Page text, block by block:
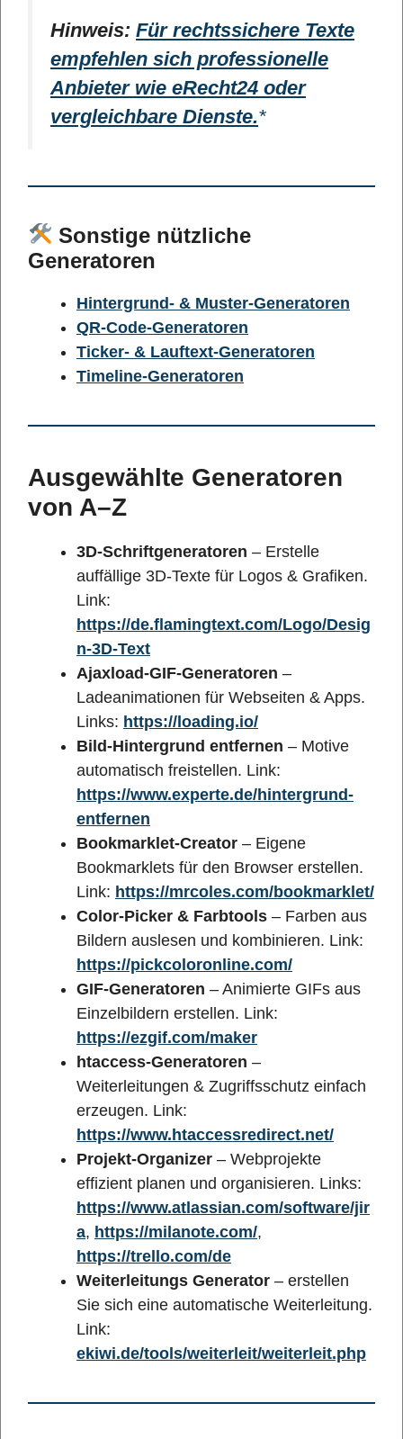
Hinweis: Für rechtssichere Texte
empfehlen sich professionelle
Anbieter wie eRecht24 oder
vergleichbare Dienste.
Sonstige nützliche
Generatoren
Hintergrund- & Muster-Generatoren
QR-Code-Generatoren
Ticker- & Lauftext-Generatoren
Timeline-Generatoren
Ausgewählte Generatoren
von A–Z
3D-Schriftgeneratoren – Erstelle
auffällige 3D-Texte für Logos & Grafiken.
Link:
https://de.flamingtext.com/Logo/Desig
n-3D-Text
Ajaxload-GIF-Generatoren –
Ladeanimationen für Webseiten & Apps.
Links: https://loading.io/
Bild-Hintergrund entfernen – Motive
automatisch freistellen. Link:
https://www.experte.de/hintergrund-
entfernen
Bookmarklet-Creator – Eigene
Bookmarklets für den Browser erstellen.
Link: https://mrcoles.com/bookmarklet/
Color-Picker & Farbtools – Farben aus
Bildern auslesen und kombinieren. Link:
https://pickcoloronline.com/
GIF-Generatoren – Animierte GIFs aus
Einzelbildern erstellen. Link:
https://ezgif.com/maker
htaccess-Generatoren –
Weiterleitungen & Zugriffsschutz einfach
erzeugen. Link:
https://www.htaccessredirect.net/
Projekt-Organizer – Webprojekte
effizient planen und organisieren. Links:
https://www.atlassian.com/software/jir
a, https://milanote.com/,
https://trello.com/de
Weiterleitungs Generator – erstellen
Sie sich eine automatische Weiterleitung.
Link:
ekiwi.de/tools/weiterleit/weiterleit.php